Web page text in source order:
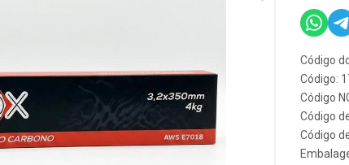
Código
Código:
Código
Código
Código